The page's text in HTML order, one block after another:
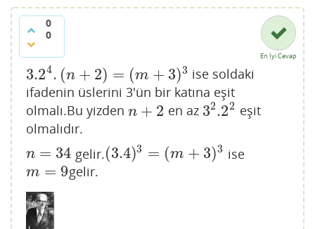
0
0
En İyi Cevap
3.24. (n + 2) = (m + 3)3
3.24.( n+2 )= m+ 3)3
ise soldaki
ifadenin üslerini 3'ün bir katına eşit
olmalı.Bu yizden n + 2
n+2 en az 32.22
32.22 eşit
olmalıdır.
n = 34
n=34 gelir.(3.4)3 = (m + 3)3
(3.4)3= m+3)3 ise
m = 9
m= 9 gelir.